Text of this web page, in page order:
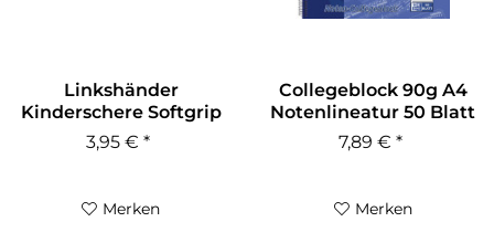
Linkshänder
Kinderschere Softgrip
spitz 13cm...
3,95 € *
Merken
Collegeblock 90g A4
Notenlineatur 50 Blatt
OXFORD
7,89 € *
Merken